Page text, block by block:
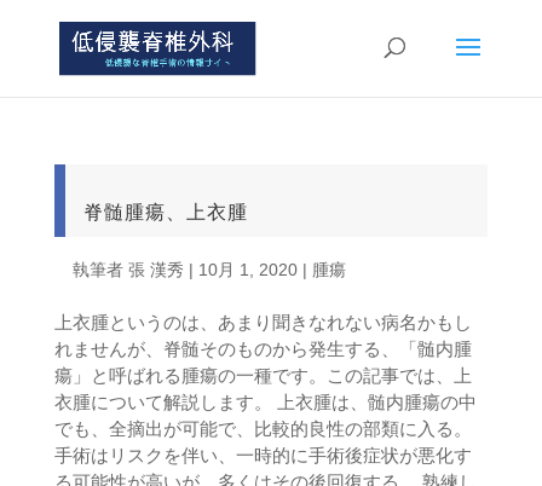
脊髄腫瘍、上衣腫
執筆者 張 漢秀 | 10月 1, 2020| 腫瘍
上衣腫というのは、あまり聞きなれない病名かもし
れませんが、脊髄そのものから発生する、「髄内腫
瘍」と呼ばれる腫瘍の一種です。この記事では、上
衣腫について解説します。 上衣腫は、髄内腫瘍の中
でも、全摘出が可能で、比較的良性の部類に入る。
手術はリスクを伴い、一時的に手術後症状が悪化す
る可能性が高いが、多くはその後回復する。 熟練し